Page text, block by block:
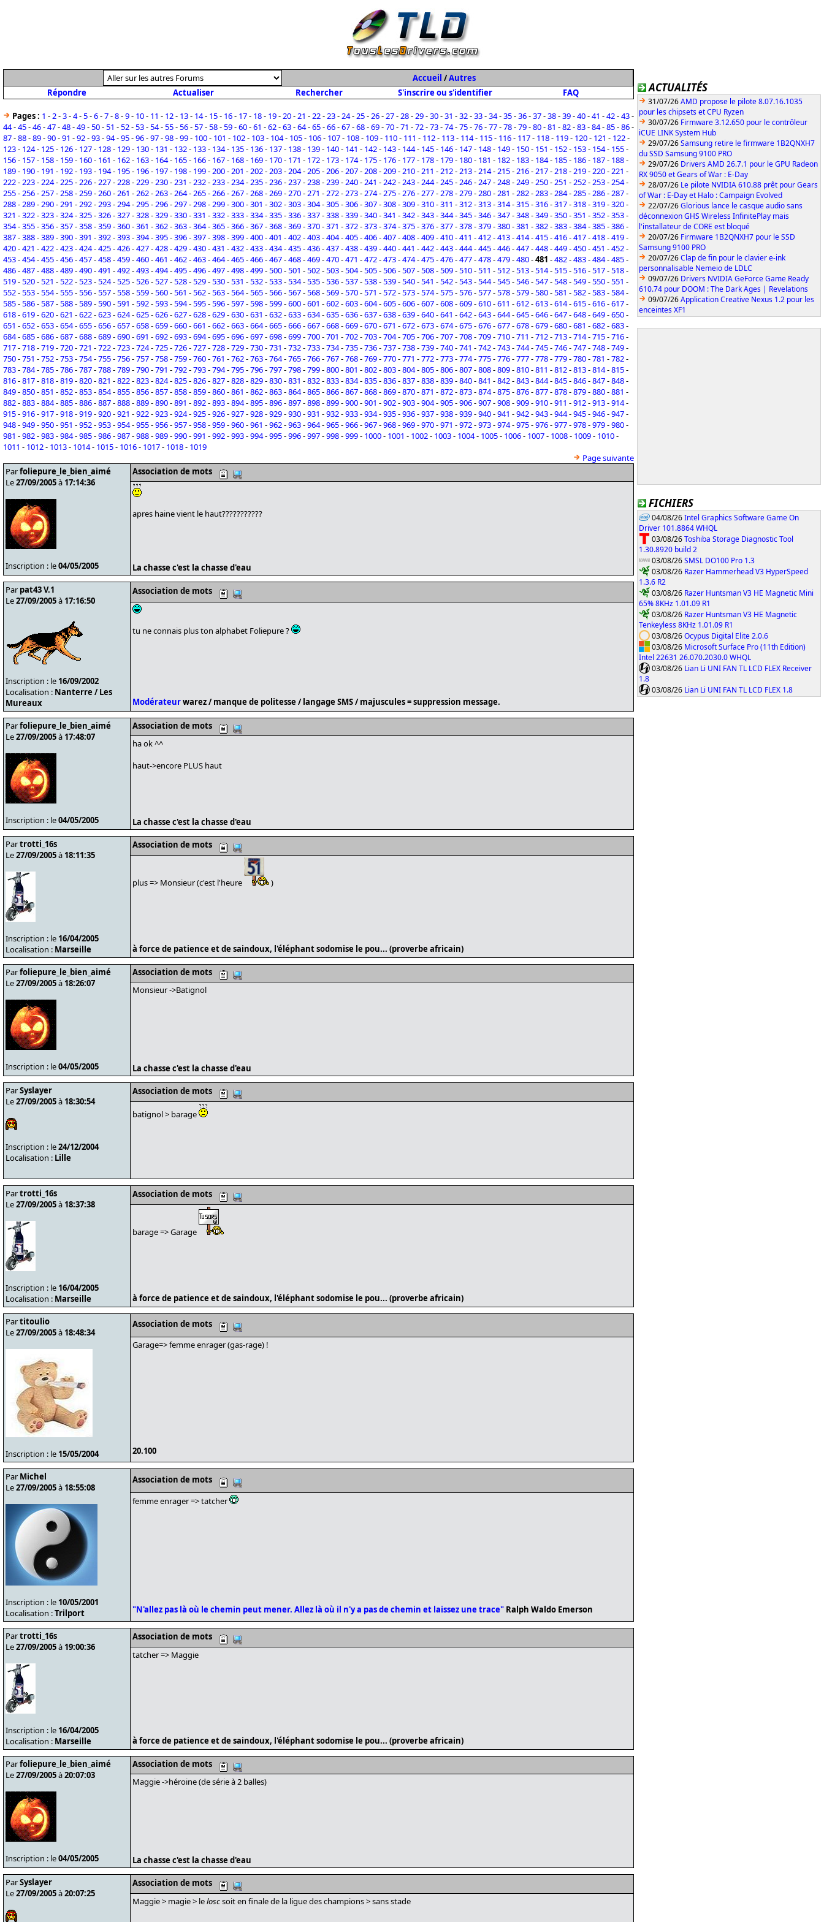
ACTUALITÉS
31/07/26AMD propose le pilote 8.07.16.1035
pour les chipsets et CPU Ryzen
30/07/26 Firmware 3.12.650 pour le contrôleur
iCUE LINK System Hub
29/07/26Samsung retire le firmware 1B2QNXH7
du SSD Samsung 9100 PRO
29/07/26 Drivers AMD 26.7.1 pour le GPU Radeon
RX 9050 et Gears of War : E-Day
28/07/26 Le pilote NVIDIA 610.88 prêt pour Gears
of War : E-Day et Halo : Campaign Evolved
22/07/26Glorious lance le casque audio sans
déconnexion GHS Wireless InfinitePlay mais
l'installateur de CORE est bloqué
20/07/26 Firmware 1B2QNXH7 pour le SSD
Samsung 9100 PRO
20/07/26Clap de fin pour le clavier e-ink
personnalisable Nemeio de LDLC
09/07/26 Drivers NVIDIA GeForce Game Ready
610.74 pour DOOM : The Dark Ages | Revelations
09/07/26Application Creative Nexus 1.2 pour les
enceintes XF1
FICHIERS
04/08/26Intel Graphics Software Game On
Driver 101.8864 WHQL
03/08/26Toshiba Storage Diagnostic Tool
1.30.8920 build 2
03/08/26SMSL DO100 Pro 1.3
03/08/26 Razer Hammerhead V3 HyperSpeed
1.3.6 R2
03/08/26 Razer Huntsman V3 HE Magnetic Mini
65% 8KHz 1.01.09 R1
03/08/26 Razer Huntsman V3 HE Magnetic
Tenkeyless 8KHz 1.01.09 R1
03/08/26Ocypus Digital Elite 2.0.6
03/08/26 Microsoft Surface Pro (11th Edition)
Intel 22631 26.070.2030.0 WHQL
03/08/26 Lian Li UNI FAN TL LCD FLEX Receiver
1.8
03/08/26 Lian Li UNI FAN TL LCD FLEX 1.8
Accueil /Autres
Répondre
Actualiser Rechercher S'inscrire ou s'identifier FAQ
Pages : 1 -2-3-4-5-6-7-8-9- 10- 11 - 12- 13- 14- 15- 16- 17- 18- 19-20-21 -22-23-24-25-26-27-28-29-30-31 -32-33-34-35-36-37-38-39-40-41 -42-43-
44-45-46-47-48-49-50-51 -52-53-54-55-56-57-58-59-60-61 -62-63-64-65-66-67-68-69-70-71 -72-73-74-75-76-77-78-79-80-81 -82-83-84-85-86-
87-88-89-90-91 -92-93-94-95-96-97-98-99- 100- 101 - 102- 103- 104- 105- 106- 107- 108- 109- 110- 111 - 112- 113- 114- 115- 116- 117- 118- 119- 120- 121 - 122-
123- 124- 125- 126- 127- 128- 129- 130- 131 - 132- 133- 134- 135- 136- 137- 138- 139- 140- 141 - 142- 143- 144- 145- 146- 147- 148- 149- 150- 151 - 152- 153- 154- 155-
156- 157- 158- 159- 160- 161 - 162- 163- 164- 165- 166- 167- 168- 169- 170- 171 - 172- 173- 174- 175- 176- 177- 178- 179- 180- 181 - 182- 183- 184- 185- 186- 187- 188-
189- 190- 191 - 192- 193- 194- 195- 196- 197- 198- 199-200-201 -202-203-204-205-206-207-208-209-210-211 -212-213-214-215-216-217-218-219-220-221 -
222-223-224-225-226-227-228-229-230-231 -232-233-234-235-236-237-238-239-240-241 -242-243-244-245-246-247-248-249-250-251 -252-253-254-
255-256-257-258-259-260-261 -262-263-264-265-266-267-268-269-270-271 -272-273-274-275-276-277-278-279-280-281 -282-283-284-285-286-287-
288-289-290-291 -292-293-294-295-296-297-298-299-300-301 -302-303-304-305-306-307-308-309-310-311 -312-313-314-315-316-317-318-319-320-
321 -322-323-324-325-326-327-328-329-330-331 -332-333-334-335-336-337-338-339-340-341 -342-343-344-345-346-347-348-349-350-351 -352-353-
354-355-356-357-358-359-360-361 -362-363-364-365-366-367-368-369-370-371 -372-373-374-375-376-377-378-379-380-381 -382-383-384-385-386-
387-388-389-390-391 -392-393-394-395-396-397-398-399-400-401 -402-403-404-405-406-407-408-409-410-411 -412-413-414-415-416-417-418-419-
420-421 -422-423-424-425-426-427-428-429-430-431 -432-433-434-435-436-437-438-439-440-441 -442-443-444-445-446-447-448-449-450-451 -452-
453-454-455-456-457-458-459-460-461 -462-463-464-465-466-467-468-469-470-471 -472-473-474-475-476-477-478-479-480-481 -482-483-484-485-
486-487-488-489-490-491 -492-493-494-495-496-497-498-499-500-501 -502-503-504-505-506-507-508-509-510-511 -512-513-514-515-516-517-518-
519-520-521 -522-523-524-525-526-527-528-529-530-531 -532-533-534-535-536-537-538-539-540-541 -542-543-544-545-546-547-548-549-550-551 -
552-553-554-555-556-557-558-559-560-561 -562-563-564-565-566-567-568-569-570-571 -572-573-574-575-576-577-578-579-580-581 -582-583-584-
585-586-587-588-589-590-591 -592-593-594-595-596-597-598-599-600-601 -602-603-604-605-606-607-608-609-610-611 -612-613-614-615-616-617-
618-619-620-621 -622-623-624-625-626-627-628-629-630-631 -632-633-634-635-636-637-638-639-640-641 -642-643-644-645-646-647-648-649-650-
651 -652-653-654-655-656-657-658-659-660-661 -662-663-664-665-666-667-668-669-670-671 -672-673-674-675-676-677-678-679-680-681 -682-683-
684-685-686-687-688-689-690-691 -692-693-694-695-696-697-698-699-700-701 -702-703-704-705-706-707-708-709-710-711 -712-713-714-715-716-
717-718-719-720-721 -722-723-724-725-726-727-728-729-730-731 -732-733-734-735-736-737-738-739-740-741 -742-743-744-745-746-747-748-749-
750-751 -752-753-754-755-756-757-758-759-760-761 -762-763-764-765-766-767-768-769-770-771 -772-773-774-775-776-777-778-779-780-781 -782-
783-784-785-786-787-788-789-790-791 -792-793-794-795-796-797-798-799-800-801 -802-803-804-805-806-807-808-809-810-811 -812-813-814-815-
816-817-818-819-820-821 -822-823-824-825-826-827-828-829-830-831 -832-833-834-835-836-837-838-839-840-841 -842-843-844-845-846-847-848-
849-850-851 -852-853-854-855-856-857-858-859-860-861 -862-863-864-865-866-867-868-869-870-871 -872-873-874-875-876-877-878-879-880-881 -
882-883-884-885-886-887-888-889-890-891 -892-893-894-895-896-897-898-899-900-901 -902-903-904-905-906-907-908-909-910-911 -912-913-914-
915-916-917-918-919-920-921 -922-923-924-925-926-927-928-929-930-931 -932-933-934-935-936-937-938-939-940-941 -942-943-944-945-946-947-
948-949-950-951 -952-953-954-955-956-957-958-959-960-961 -962-963-964-965-966-967-968-969-970-971 -972-973-974-975-976-977-978-979-980-
981 -982-983-984-985-986-987-988-989-990-991 -992-993-994-995-996-997-998-999- 1000- 1001 - 1002- 1003- 1004- 1005- 1006- 1007- 1008- 1009- 1010-
1011 - 1012- 1013- 1014- 1015- 1016- 1017- 1018- 1019
Page suivante
Parfoliepure_le_bien_aimé
Le27/09/2005à 17:14:36
Inscription : le04/05/2005
Association de mots
apres haine vient le haut???????????
La chasse c'est la chasse d'eau
Par pat43 V.1
Le27/09/2005à 17:16:50
Inscription : le 16/09/2002
Localisation : Nanterre / Les
Mureaux
Association de mots
tu ne connais plus ton alphabet Foliepure ?
Modérateurwarez / manque de politesse / langage SMS / majuscules = suppression message.
Parfoliepure_le_bien_aimé
Le27/09/2005à 17:48:07
Inscription : le04/05/2005
Association de mots
ha ok ^^
haut->encore PLUS haut
La chasse c'est la chasse d'eau
Partrotti_16s
Le27/09/2005à 18:11:35
Inscription : le 16/04/2005
Localisation : Marseille
Association de mots
plus => Monsieur (c'est l'heure )
à force de patience et de saindoux, l'éléphant sodomise le pou... (proverbe africain)
Parfoliepure_le_bien_aimé
Le27/09/2005à 18:26:07
Inscription : le04/05/2005
Association de mots
Monsieur ->Batignol
La chasse c'est la chasse d'eau
ParSyslayer
Le27/09/2005à 18:30:54
Inscription : le24/12/2004
Localisation : Lille
Association de mots
batignol > barage
Partrotti_16s
Le27/09/2005à 18:37:38
Inscription : le 16/04/2005
Localisation : Marseille
Association de mots
barage => Garage
à force de patience et de saindoux, l'éléphant sodomise le pou... (proverbe africain)
Partitoulio
Le27/09/2005à 18:48:34
Inscription : le 15/05/2004
Association de mots
Garage=> femme enrager (gas-rage) !
20.100
Par Michel
Le27/09/2005à 18:55:08
Inscription : le 10/05/2001
Localisation :Trilport
Association de mots
femme enrager => tatcher
"N'allez pas là où le chemin peut mener. Allez là où il n'y a pas de chemin et laissez une trace" Ralph Waldo Emerson
Partrotti_16s
Le27/09/2005à 19:00:36
Inscription : le 16/04/2005
Localisation : Marseille
Association de mots
tatcher => Maggie
à force de patience et de saindoux, l'éléphant sodomise le pou... (proverbe africain)
Parfoliepure_le_bien_aimé
Le27/09/2005à20:07:03
Inscription : le04/05/2005
Association de mots
Maggie ->héroine (de série à 2 balles)
La chasse c'est la chasse d'eau
ParSyslayer
Le27/09/2005à20:07:25
Association de mots
Maggie > magie > leloscsoit en finale de la ligue des champions > sans stade